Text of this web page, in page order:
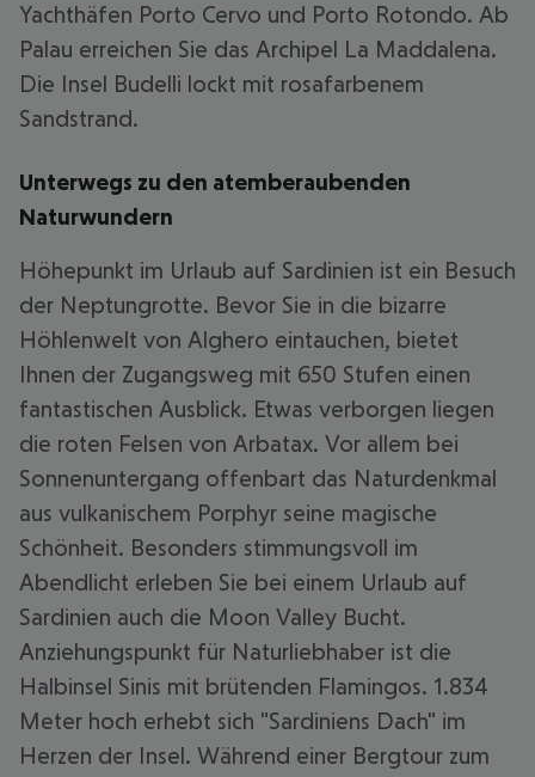
Yachthäfen Porto Cervo und Porto Rotondo. Ab
Palau erreichen Sie das Archipel La Maddalena.
Die Insel Budelli lockt mit rosafarbenem
Sandstrand.
Unterwegs zu den atemberaubenden
Naturwundern
Höhepunkt im Urlaub auf Sardinien ist ein Besuch
der Neptungrotte. Bevor Sie in die bizarre
Höhlenwelt von Alghero eintauchen, bietet
Ihnen der Zugangsweg mit 650 Stufen einen
fantastischen Ausblick. Etwas verborgen liegen
die roten Felsen von Arbatax. Vor allem bei
Sonnenuntergang offenbart das Naturdenkmal
aus vulkanischem Porphyr seine magische
Schönheit. Besonders stimmungsvoll im
Abendlicht erleben Sie bei einem Urlaub auf
Sardinien auch die Moon Valley Bucht.
Anziehungspunkt für Naturliebhaber ist die
Halbinsel Sinis mit brütenden Flamingos. 1.834
Meter hoch erhebt sich "Sardiniens Dach" im
Herzen der Insel. Während einer Bergtour zum